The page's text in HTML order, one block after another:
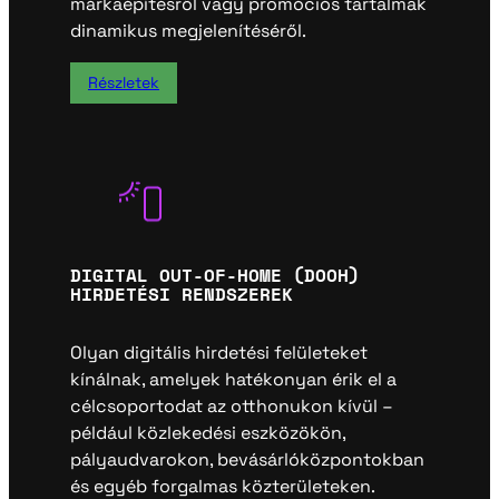
dinamikus megjelenítéséről.
Részletek
DIGITAL OUT-OF-HOME (DOOH)
HIRDETÉSI RENDSZEREK
Olyan digitális hirdetési felületeket
kínálnak, amelyek hatékonyan érik el a
célcsoportodat az otthonukon kívül –
például közlekedési eszközökön,
pályaudvarokon, bevásárlóközpontokban
és egyéb forgalmas közterületeken.